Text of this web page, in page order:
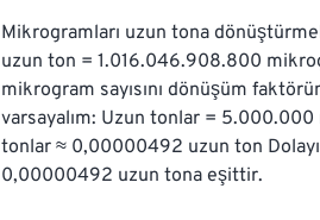
Mikrogramları uzun tona
uzun ton = 1.016.046.908.800
mikrogram sayısını dönüşüm
varsayalım: Uzun tonlar =
tonlar ≈ 0,00000492 uzun ton
0,00000492 uzun tona eşittir.